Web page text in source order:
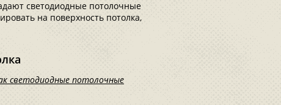
светодиодные потолочные
на поверхность потолка,
светодиодные потолочные